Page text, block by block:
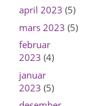
april 2023 (5)
mars 2023 (5)
februar
2023 (4)
januar
2023 (5)